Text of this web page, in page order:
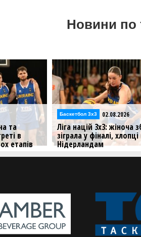
Новини по
та
в
етапів
три стопи
Баскетбол 3х3 02.08.2026
Ліга націй 3х3: жіноча
зіграла у фіналі,
Нідерландам
Результати матчів